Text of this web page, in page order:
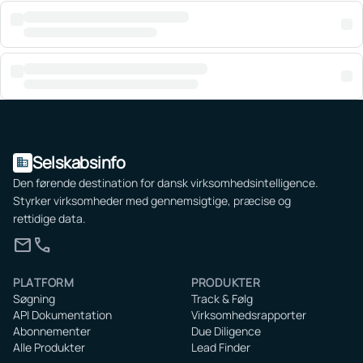
domain Selskabsinfo
Den førende destination for dansk virksomhedsintelligence.
Styrker virksomheder med gennemsigtige, præcise og
rettidige data.
mailcall
PLATFORM
Søgning
API Dokumentation
Abonnementer
Alle Produkter
PRODUKTER
Track & Følg
Virksomhedsrapporter
Due Diligence
Lead Finder